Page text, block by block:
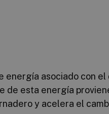
asociado con
esta energía
y acelera el